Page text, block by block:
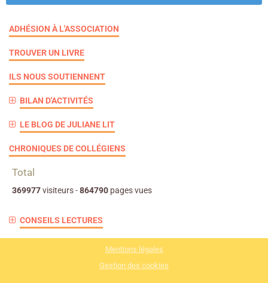
ADHÉSION À L'ASSOCIATION
TROUVER UN LIVRE
ILS NOUS SOUTIENNENT
BILAN D'ACTIVITÉS
LE BLOG DE JULIANE LIT
CHRONIQUES DE COLLÉGIENS
Total
369977visiteurs -864790 pages vues
CONSEILS LECTURES
Mentions légales
Gestion des cookies